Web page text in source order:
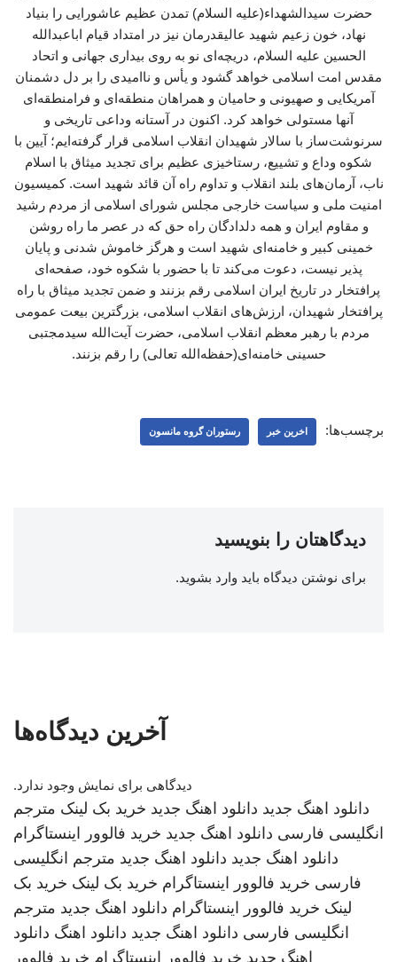
حضرت سیدالشهداء(علیه السلام) تمدن عظیم عاشورایی را بنیاد
نهاد، خون زعیم شهید عالیقدرمان نیز در امتداد قیام اباعبدالله
الحسین علیه السلام، دریچه‌ای نو به روی بیداری جهانی و اتحاد
مقدس امت اسلامی خواهد گشود و یأس و ناامیدی را بر دل دشمنان
آمریکایی و صهیونی و حامیان و همراهان منطقه‌ای و فرامنطقه‌ای
آنها مستولی خواهد کرد. اکنون در آستانه وداعی تاریخی و
سرنوشت‌ساز با سالار شهیدان انقلاب اسلامی قرار گرفته‌ایم؛ آیین با
شکوه وداع و تشییع، رستاخیزی عظیم برای تجدید میثاق با اسلام
ناب، آرمان‌های بلند انقلاب و تداوم راه آن قائد شهید است. کمیسیون
امنیت ملی و سیاست خارجی مجلس شورای اسلامی از مردم رشید
و مقاوم ایران و همه دلدادگان راه حق که در عصر ما راه روشن
خمینی کبیر و خامنه‌ای شهید است و هرگز خاموش‌ شدنی و پایان
پذیر نیست، دعوت می‌کند تا با حضور با شکوه خود، صفحه‌ای
پرافتخار در تاریخ ایران اسلامی رقم بزنند و ضمن تجدید میثاق با راه
پرافتخار شهیدان، ارزش‌های انقلاب اسلامی، بزرگترین بیعت عمومی
مردم با رهبر معظم انقلاب اسلامی، حضرت آیت‌الله سیدمجتبی
حسینی خامنه‌ای(حفظه‌الله تعالی) را رقم بزنند.
برچسب‌ها: اخرین خبر رستوران گروه مانسون
دیدگاهتان را بنویسید
برای نوشتن دیدگاه باید وارد بشوید.
آخرین دیدگاه‌ها
دیدگاهی برای نمایش وجود ندارد.
دانلود اهنگ جدید دانلود اهنگ جدید خرید بک لینک مترجم
انگلیسی فارسی دانلود اهنگ جدید خرید فالوور اینستاگرام
دانلود اهنگ جدید دانلود اهنگ جدید مترجم انگلیسی
فارسی خرید فالوور اینستاگرام خرید بک لینک خرید بک
لینک خرید فالوور اینستاگرام دانلود اهنگ جدید مترجم
انگلیسی فارسی دانلود اهنگ جدید دانلود اهنگ دانلود
اهنگ جدید خرید فالوور اینستاگرام خرید فالوور